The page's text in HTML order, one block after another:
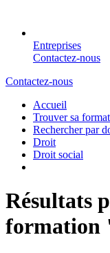
Entreprises
Contactez-nous
Contactez-nous
Accueil
Trouver sa
Rechercher par
Droit
Droit social
Résultats
formation